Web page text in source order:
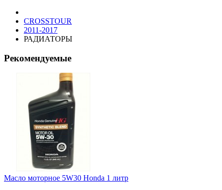
CROSSTOUR
2011-2017
РАДИАТОРЫ
Рекомендуемые
Масло моторное 5W30 Honda 1 литр